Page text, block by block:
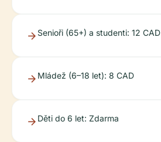
Senioři (65+) a studenti: 12 CAD
Mládež (6–18 let): 8 CAD
Děti do 6 let: Zdarma